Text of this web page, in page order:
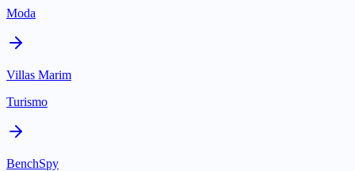
Moda
Villas Marim
Turismo
BenchSpy